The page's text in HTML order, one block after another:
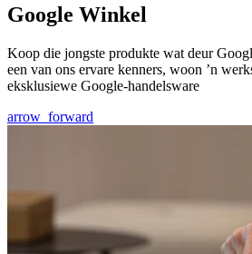
Google Winkel
Koop die jongste produkte wat deur
een van ons ervare kenners, woon ’n
eksklusiewe Google-handelsware
arrow_forward